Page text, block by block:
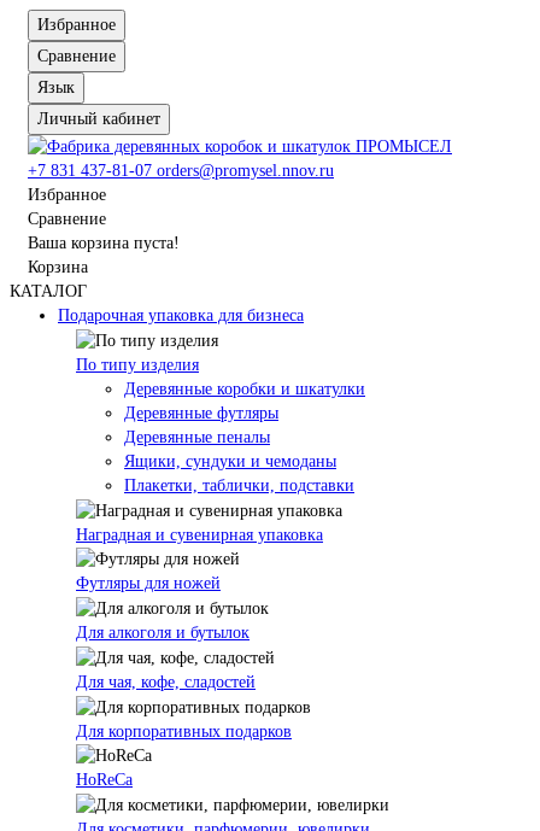
Избранное
Сравнение
Язык
Личный кабинет
+7 831 437-81-07 orders@promysel.nnov.ru
Избранное
Сравнение
Ваша корзина пуста!
Корзина
КАТАЛОГ
Подарочная упаковка для бизнеса
По типу изделия
Деревянные коробки и шкатулки
Деревянные футляры
Деревянные пеналы
Ящики, сундуки и чемоданы
Плакетки, таблички, подставки
Наградная и сувенирная упаковка
Футляры для ножей
Для алкоголя и бутылок
Для чая, кофе, сладостей
Для корпоративных подарков
HoReCa